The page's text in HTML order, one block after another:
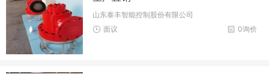
山东泰丰智能控制股份有限公司
0询价
面议